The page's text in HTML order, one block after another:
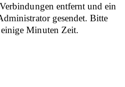
entfernt und ein
gesendet. Bitte
Minuten Zeit.